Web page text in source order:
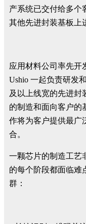
产系统已交付给多个
其他先进封装基板上
应用材料公司率先开
Ushio 一起负责研发
及以上线宽的先进封
的制造和面向客户的
作将为客户提供最广
合。
一颗芯片的制造工艺
的每个阶段都面临难
群：